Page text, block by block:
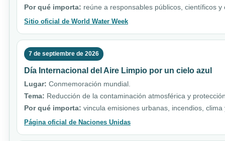
Por qué importa: reúne a responsables públicos, científicos
Sitio oficial de World Water Week
7 de septiembre de 2026
Día Internacional del Aire Limpio por un cielo azul
Lugar: Conmemoración mundial.
Tema: Reducción de la contaminación atmosférica y
Por qué importa: vincula emisiones urbanas, incendios,
Página oficial de Naciones Unidas